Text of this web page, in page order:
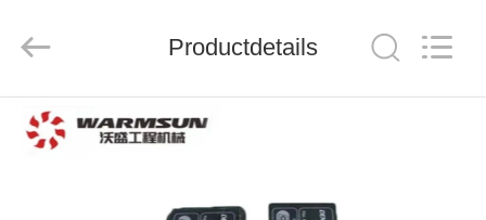
HUIS
Co.,
Reserved.
Productdetails